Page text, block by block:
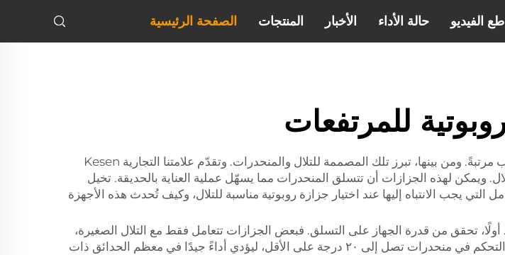
الصفحة الرئيسية المنتجات الأخبار حالة الأداء الفيديو
للمرتفعات
أصبحت جزازات العشب الروبوتية شائعةً بشكل متزايد للحفاظ على حدائق العشب مرتبةً. ومن بينها، تبرز تلك المصممة للتلال والمنحدرات. وتقدّم علامتنا التجارية Kesen
ويمكن لهذه الجزازات أن تتسلق المنحدرات مما يسهّل عملية العناية بالحديقة. تخيل
يجب الانتباه إليها عند اختيار جزازة روبوتية مناسبة للتلال، وكيف تُحدث هذه الأجهزة
تحقق من قدرة الجهاز على التسلق. فبعض الجزازات تتعامل فقط مع التلال الصغيرة،
بينما يمكن لغيرها التعامل مع المنحدرات الأشد انحدارًا. ابحث عن جهاز قادر على التحكم في منحدرات تصل إلى ٢٠ درجة على الأقل، ليؤدي أداءً جيدًا في معظم الحدائق ذات